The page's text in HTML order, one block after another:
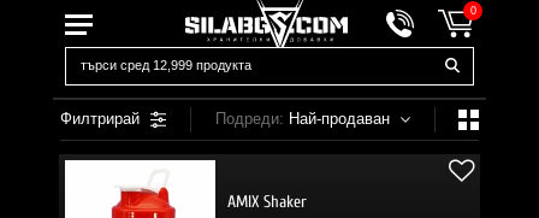
0
Филтрирай Подреди: Най-продаван
AMIX Shaker